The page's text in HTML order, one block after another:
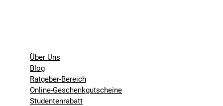
Über Uns
Blog
Ratgeber-Bereich
Online-Geschenkgutscheine
Studentenrabatt